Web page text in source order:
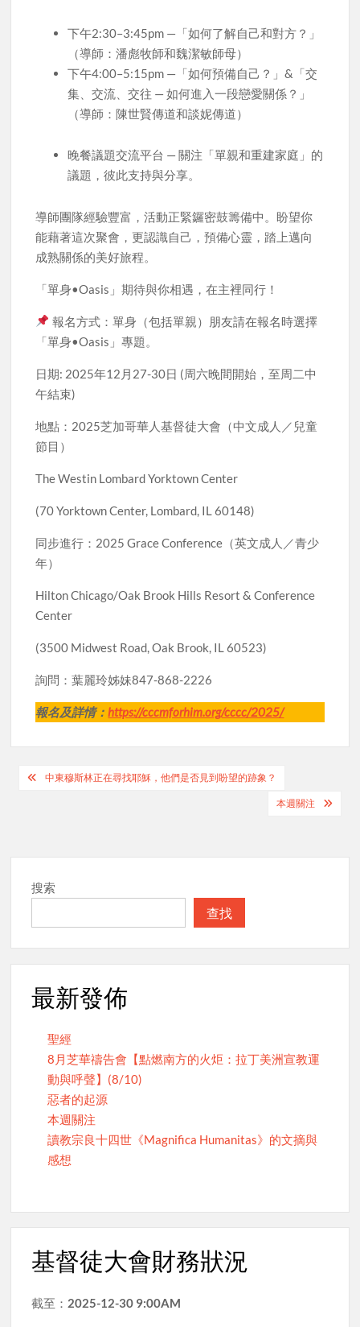
下午2:30–3:45pm —「如何了解自己和對方？」
（導師：潘彪牧師和魏潔敏師母）
下午4:00–5:15pm —「如何預備自己？」&「交
集、交流、交往 — 如何進入一段戀愛關係？」
（導師：陳世賢傳道和談妮傳道）
晚餐議題交流平台 — 關注「單親和重建家庭」的
議題，彼此支持與分享。
導師團隊經驗豐富，活動正緊鑼密鼓籌備中。盼望你
能藉著這次聚會，更認識自己，預備心靈，踏上邁向
成熟關係的美好旅程。
「單身•Oasis」期待與你相遇，在主裡同行！
報名方式：單身（包括單親）朋友請在報名時選擇
「單身•Oasis」專題。
日期: 2025年12月27-30日 (周六晚間開始，至周二中
午結束)
地點：2025芝加哥華人基督徒大會（中文成人／兒童
節目）
The Westin Lombard Yorktown Center
(70 Yorktown Center, Lombard, IL 60148)
同步進行：2025 Grace Conference（英文成人／青少
年）
Hilton Chicago/Oak Brook Hills Resort & Conference
Center
(3500 Midwest Road, Oak Brook, IL 60523)
詢問：葉麗玲姊妹847-868-2226
報名及詳情：https://cccmforhim.org/cccc/2025/
Post中東穆斯林正在尋找耶穌，他們是否見到盼望的跡象？
本週關注
搜索
查找
最新發佈
聖經
8月芝華禱告會【點燃南方的火炬：拉丁美洲宣教運
動與呼聲】(8/10)
惡者的起源
本週關注
讀教宗良十四世《Magnifica Humanitas》的文摘與
感想
基督徒大會財務狀況
截至： 2025-12-30 9:00AM